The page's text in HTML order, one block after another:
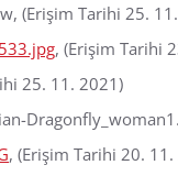
(Erişim Tarihi 25.
, (Erişim Tarihi
25. 11. 2021)
, (Erişim Tarihi 20.